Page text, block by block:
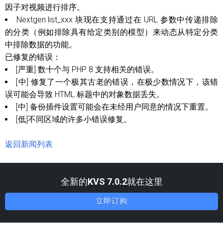
因子对视频进行排序。
Nextgen list_xxx 块现在支持通过在 URL 参数中传递排除
的分类（例如排除具有给定类别的模型）来动态从特定分类
中排除数据的功能。
已修复的错误：
[严重] 数十个与 PHP 8 支持相关的错误。
[中] 修复了一个极其古老的错误，在极少数情况下，该错
误可能会导致 HTML 标题中的对象数据丢失。
[中] 备份插件设置可能会在未经用户同意的情况下重置。
[低]不同区域的许多小错误修复。
返回新闻列表
全新的KVS 7.0.2就在这里
立即订购